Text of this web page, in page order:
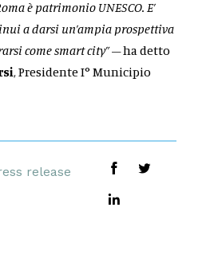
è patrimonio UNESCO. E’
a darsi un’ampia prospettiva
come smart city”– ha detto
, Presidente I° Municipio
release